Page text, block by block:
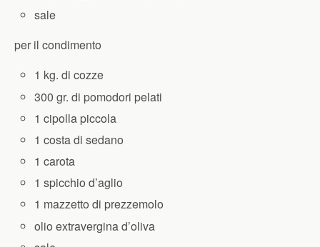
sale
per il condimento
1 kg. di cozze
300 gr. di pomodori pelati
1 cipolla piccola
1 costa di sedano
1 carota
1 spicchio d’aglio
1 mazzetto di prezzemolo
olio extravergina d’oliva